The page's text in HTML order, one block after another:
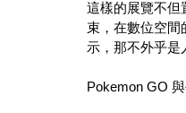
這樣的展覽不但
束，在數位空間
示，那不外乎是
Pokemon GO